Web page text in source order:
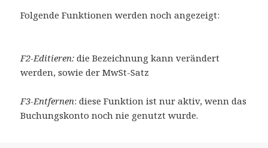
Folgende Funktionen werden noch angezeigt:
F2-Editieren: die Bezeichnung kann verändert
werden, sowie der MwSt-Satz
F3-Entfernen: diese Funktion ist nur aktiv, wenn das
Buchungskonto noch nie genutzt wurde.